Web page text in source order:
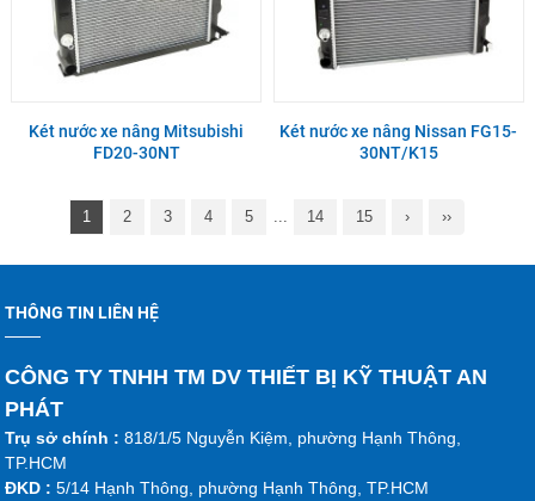
Két nước xe nâng Mitsubishi
FD20-30NT
Két nước xe nâng Nissan FG15-
30NT/K15
1 2 3 4 5 14 15 › ››
THÔNG TIN LIÊN HỆ
CÔNG TY TNHH TM DV THIẾT BỊ KỸ THUẬT AN
PHÁT
Trụ sở chính : 818/1/5 Nguyễn Kiệm, phường Hạnh Thông,
TP.HCM
ĐKD :5/14 Hạnh Thông, phường Hạnh Thông, TP.HCM